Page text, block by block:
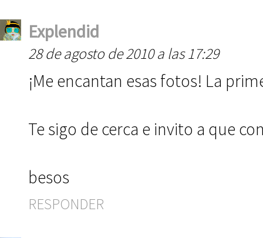
Explendid
28 de agosto de 2010 a las 17:29
¡Me encantan esas fotos! La
Te sigo de cerca e invito a que
besos
RESPONDER